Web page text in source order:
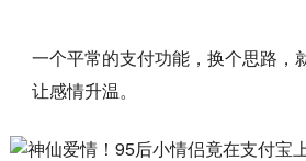
一个平常的支付功能，换个思路，
让感情升温。